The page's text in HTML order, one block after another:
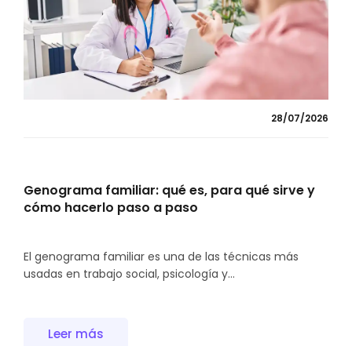
28/07/2026
Genograma familiar: qué es, para qué sirve y
cómo hacerlo paso a paso
El genograma familiar es una de las técnicas más
usadas en trabajo social, psicología y...
Leer más